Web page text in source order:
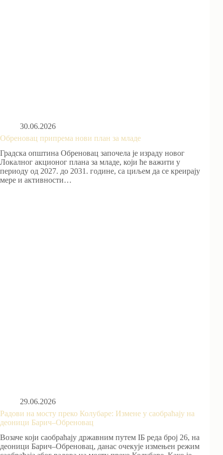
30.06.2026
Обреновац припрема нови план за младе
Градска општина Обреновац започела је израду новог
Локалног акционог плана за младе, који ће важити у
периоду од 2027. до 2031. године, са циљем да се креирају
мере и активности…
29.06.2026
Радови на мосту преко Колубаре: Измене у саобраћају на
деоници Барич–Обреновац
Возаче који саобраћају државним путем IБ реда број 26, на
деоници Барич–Обреновац, данас очекује измењен режим